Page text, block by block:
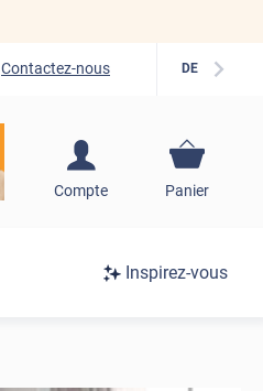
Contactez-nous DE
Compte
S'inscrire / Se
Panier
Inspirez-vous